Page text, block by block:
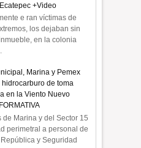
+Video
e ran víctimas de
los dejaban sin
en la colonia
Marina y Pemex
de toma
en la Viento Nuevo
de Marina y del Sector 15
perimetral a personal de
y Seguridad